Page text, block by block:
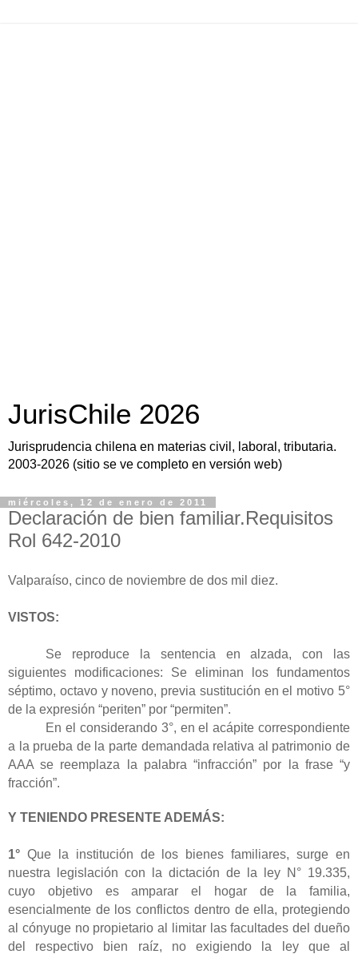
JurisChile 2026
Jurisprudencia chilena en materias civil, laboral, tributaria.
2003-2026 (sitio se ve completo en versión web)
miércoles, 12 de enero de 2011
Declaración de bien familiar.Requisitos
Rol 642-2010
Valparaíso, cinco de noviembre de dos mil diez.
VISTOS:
Se reproduce la sentencia en alzada, con las
siguientes modificaciones: Se eliminan los fundamentos
séptimo, octavo y noveno, previa sustitución en el motivo 5°
de la expresión “periten” por “permiten”.
En el considerando 3°, en el acápite correspondiente
a la prueba de la parte demandada relativa al patrimonio de
AAA se reemplaza la palabra “infracción” por la frase “y
fracción”.
Y TENIENDO PRESENTE ADEMÁS:
1° Que la institución de
los bienes familiares, surge en
nuestra legislación con la dictación de la ley N° 19.335,
cuyo objetivo es amparar el hogar de la familia,
esencialmente de los conflictos dentro de ella, protegiendo
al cónyuge no propietario al limitar las facultades del dueño
del respectivo bien raíz, no exigiendo la ley que al